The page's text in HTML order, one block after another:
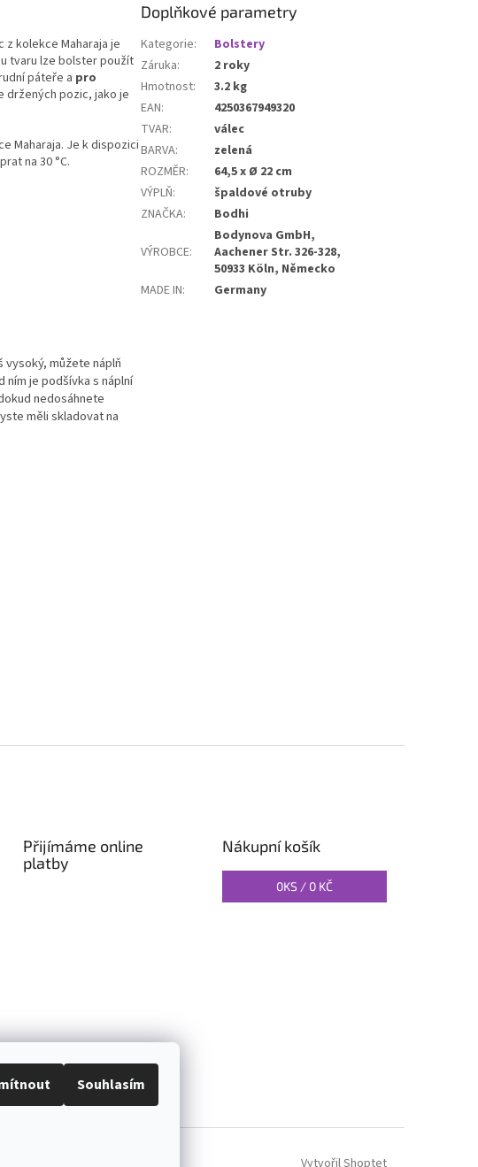
Souhlasím
kolekce Maharaja je
tvaru lze bolster použít
páteře a pro
držených pozic, jako je
Maharaja. Je k dispozici
na 30 °C.
můžete náplň
je podšívka s náplní
nedosáhnete
měli skladovat na
Doplňkové parametry
Kategorie:
Bolstery
Záruka:
2 roky
Hmotnost:
3.2 kg
EAN:
4250367949320
TVAR:
válec
BARVA:
zelená
ROZMĚR:
64,5 x Ø 22 cm
VÝPLŇ:
špaldové otruby
ZNAČKA: Bodhi
VÝROBCE:
Bodynova GmbH,
Aachener Str. 326-328,
50933 Köln, Německo
MADE IN: Germany
Přijímáme online
platby
Nákupní košík
0KS / 0 KČ
Vytvořil Shoptet